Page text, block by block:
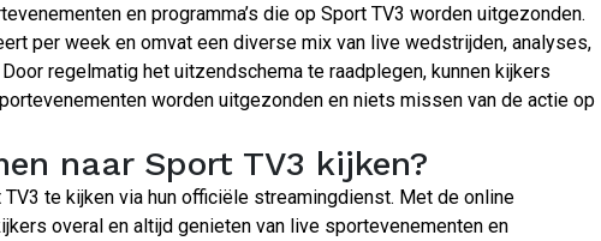
en programma’s die op Sport TV3 worden uitgezonden.
per week en omvat een diverse mix van live wedstrijden, analyses,
regelmatig het uitzendschema te raadplegen, kunnen kijkers
worden uitgezonden en niets missen van de actie op
naar Sport TV3 kijken?
te kijken via hun officiële streamingdienst. Met de online
overal en altijd genieten van live sportevenementen en